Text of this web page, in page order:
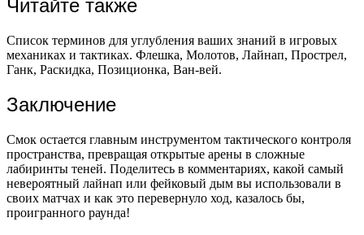
Читайте также
Список терминов для углубления ваших знаний в игровых
механиках и тактиках. Флешка, Молотов, Лайнап, Прострел,
Ганк, Раскидка, Позиционка, Ван-вей.
Заключение
Смок остается главным инструментом тактического контроля
пространства, превращая открытые арены в сложные
лабиринты теней. Поделитесь в комментариях, какой самый
невероятный лайнап или фейковый дым вы использовали в
своих матчах и как это перевернуло ход, казалось бы,
проигранного раунда!